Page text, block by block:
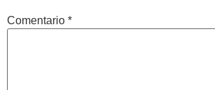
Comentario *